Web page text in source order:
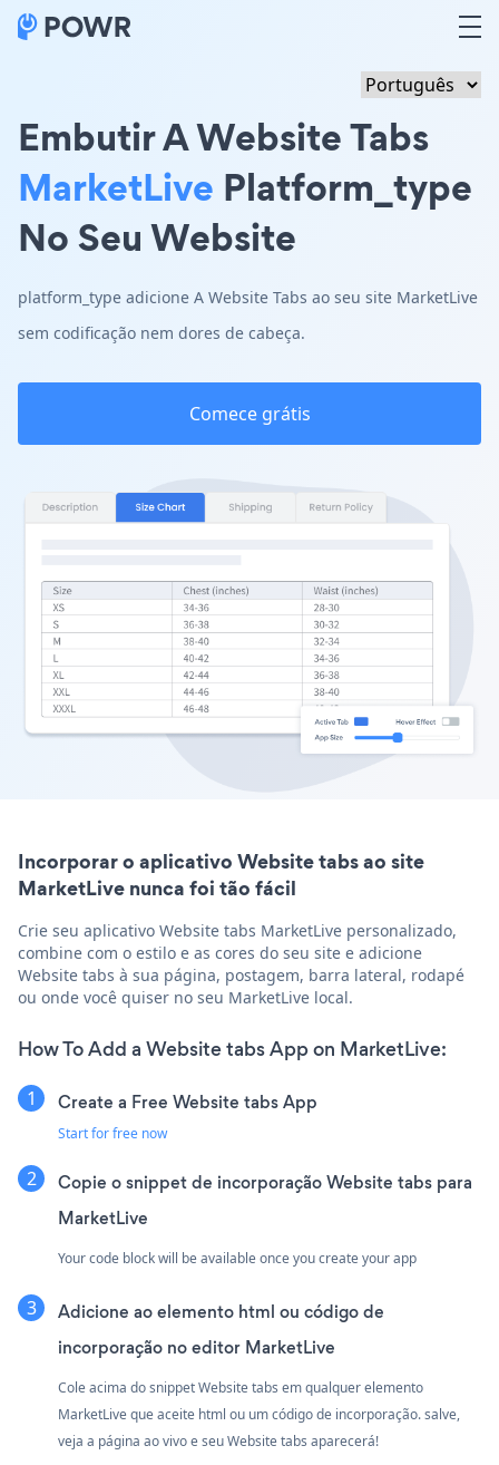
Embutir A Website Tabs
MarketLive Platform_type
No Seu Website
platform_type adicione A Website Tabs ao seu site MarketLive
sem codificação nem dores de cabeça.
Comece grátis
Incorporar o aplicativo Website tabs ao site
MarketLive nunca foi tão fácil
Crie seu aplicativo Website tabs MarketLive personalizado,
combine com o estilo e as cores do seu site e adicione
Website tabs à sua página, postagem, barra lateral, rodapé
ou onde você quiser no seu MarketLive local.
How To Add a Website tabs App on MarketLive:
Create a Free Website tabs App
Start for free now
Copie o snippet de incorporação Website tabs para
MarketLive
Your code block will be available once you create your app
Adicione ao elemento html ou código de
incorporação no editor MarketLive
Cole acima do snippet Website tabs em qualquer elemento
MarketLive que aceite html ou um código de incorporação. salve,
veja a página ao vivo e seu Website tabs aparecerá!